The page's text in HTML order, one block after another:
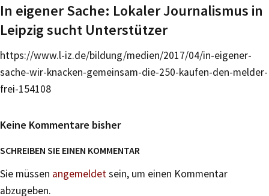
In eigener Sache: Lokaler Journalismus in
Leipzig sucht Unterstützer
https://www.l-iz.de/bildung/medien/2017/04/in-eigener-
sache-wir-knacken-gemeinsam-die-250-kaufen-den-melder-
frei-154108
Keine Kommentare bisher
SCHREIBEN SIE EINEN KOMMENTAR
Sie müssen angemeldetsein, um einen Kommentar
abzugeben.